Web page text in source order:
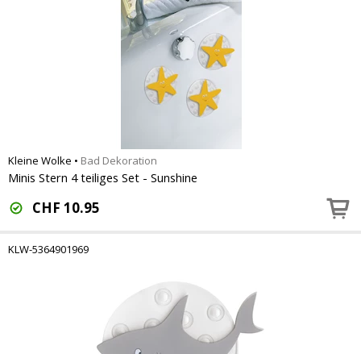
Kleine Wolke • Bad Dekoration
Minis Stern 4 teiliges Set - Sunshine
CHF 10.95
KLW-5364901969